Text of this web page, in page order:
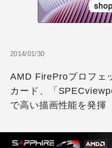
2014/01/30
AMD FireProプロフェ
カード、「
で高い描画性能を発揮